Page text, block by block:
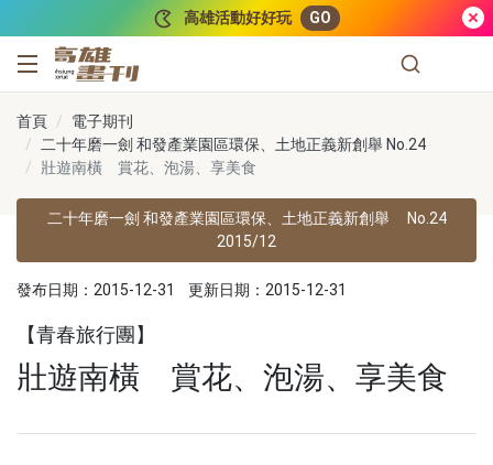
高雄活動好好玩 GO
高雄畫刊
首頁
電子期刊
二十年磨一劍 和發產業園區環保、土地正義新創舉 No.24
壯遊南橫 賞花、泡湯、享美食
二十年磨一劍 和發產業園區環保、土地正義新創舉
No.24
2015/12
發布日期：2015-12-31 更新日期：2015-12-31
【青春旅行團】
壯遊南橫 賞花、泡湯、享美食